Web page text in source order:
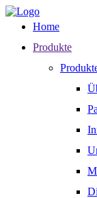
Home
Produkte